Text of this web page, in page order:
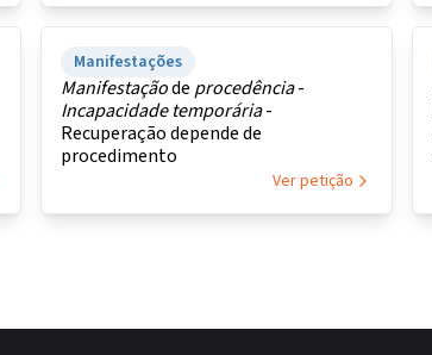
Manifestações
Manifestaçãode procedência-
Incapacidade temporária-
Recuperação depende de
procedimento
Ver petição